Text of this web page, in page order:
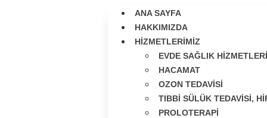
ANA SAYFA
HAKKIMIZDA
HIZMETLERIMIZ
EVDE SAĞLIK HIZMETLERI
HACAMAT
OZON TEDAVISI
TIBBI SÜLÜK TEDAVISI,
PROLOTERAPI